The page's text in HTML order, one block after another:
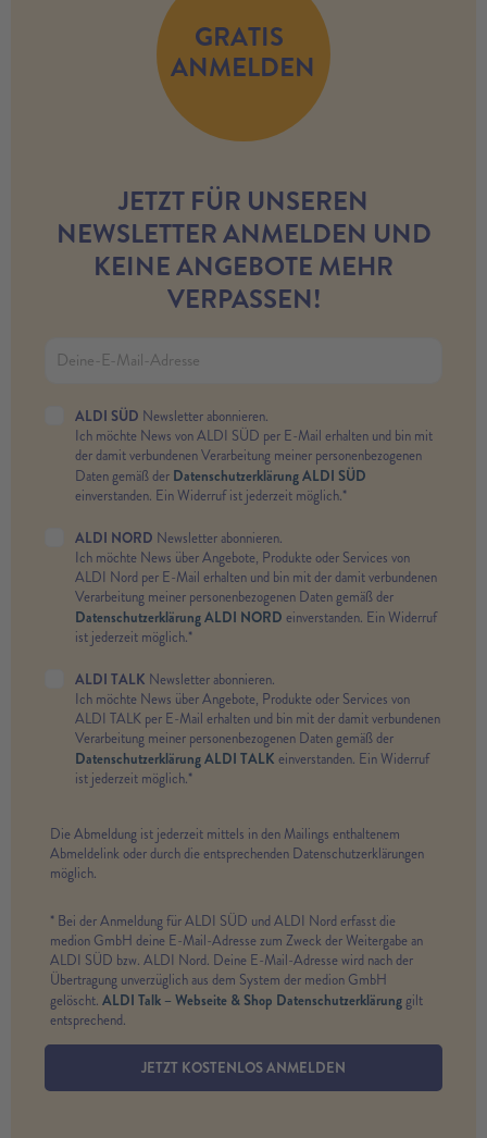
GRATIS
ANMELDEN
JETZT FÜR UNSEREN
NEWSLETTER ANMELDEN UND
KEINE ANGEBOTE MEHR
VERPASSEN!
ALDI SÜD Newsletter abonnieren.
Ich möchte News von ALDI SÜD per E-Mail erhalten und bin mit
der damit verbundenen Verarbeitung meiner personenbezogenen
Daten gemäß der Datenschutzerklärung ALDI SÜD
einverstanden. Ein Widerruf ist jederzeit möglich.*
ALDI NORD Newsletter abonnieren.
Ich möchte News über Angebote, Produkte oder Services von
ALDI Nord per E-Mail erhalten und bin mit der damit verbundenen
Verarbeitung meiner personenbezogenen Daten gemäß der
Datenschutzerklärung ALDI NORD einverstanden. Ein Widerruf
ist jederzeit möglich.*
ALDI TALK Newsletter abonnieren.
Ich möchte News über Angebote, Produkte oder Services von
ALDI TALK per E-Mail erhalten und bin mit der damit verbundenen
Verarbeitung meiner personenbezogenen Daten gemäß der
Datenschutzerklärung ALDI TALK einverstanden. Ein Widerruf
ist jederzeit möglich.*
Die Abmeldung ist jederzeit mittels in den Mailings enthaltenem
Abmeldelink oder durch die entsprechenden Datenschutzerklärungen
möglich.
* Bei der Anmeldung für ALDI SÜD und ALDI Nord erfasst die
medion GmbH deine E-Mail-Adresse zum Zweck der Weitergabe an
ALDI SÜD bzw. ALDI Nord. Deine E-Mail-Adresse wird nach der
Übertragung unverzüglich aus dem System der medion GmbH
gelöscht. ALDI Talk – Webseite & Shop Datenschutzerklärunggilt
entsprechend.
JETZT KOSTENLOS ANMELDEN